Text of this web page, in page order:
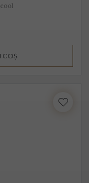
COȘ